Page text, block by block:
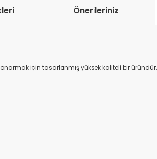
Önerileriniz
onarmak için tasarlanmış yüksek kaliteli bir